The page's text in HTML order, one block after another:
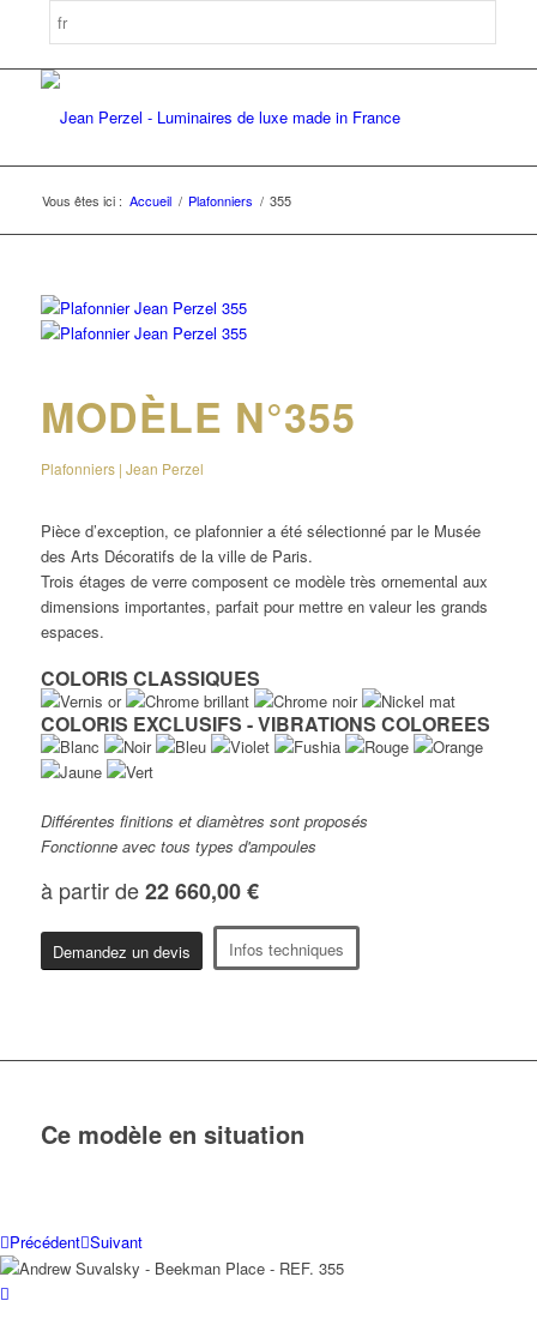
Vous êtes ici : Accueil / Plafonniers / 355
MODÈLE N°355
Plafonniers | Jean Perzel
Pièce d’exception, ce plafonnier a été sélectionné par le Musée
des Arts Décoratifs de la ville de Paris.
Trois étages de verre composent ce modèle très ornemental aux
dimensions importantes, parfait pour mettre en valeur les grands
espaces.
COLORIS CLASSIQUES
COLORIS EXCLUSIFS - VIBRATIONS COLOREES
Différentes finitions et diamètres sont proposés
Fonctionne avec tous types d'ampoules
à partir de22 660,00 €
Demandez un devis Infos techniques
Ce modèle en situation
Précédent Suivant